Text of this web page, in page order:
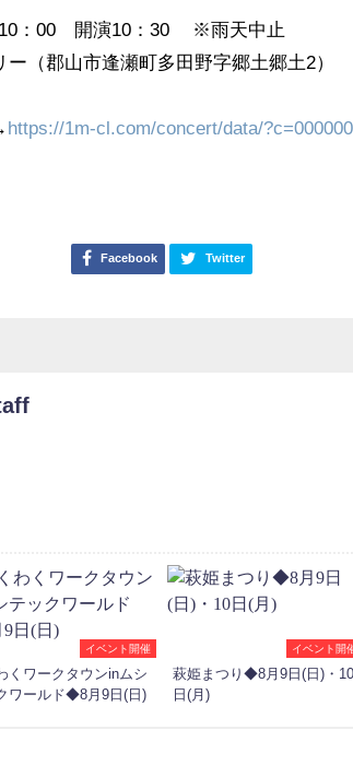
10：00 開演10：30 ※雨天中止
（郡山市逢瀬町多田野字郷土郷土2）
https://1m-cl.com/concert/data/
Facebook Twitter
イベント開催
くワークタウンinムシ
ワールド◆8月9日(日)
イベント開
萩姫まつり◆8月9日(日)・10
日(月)